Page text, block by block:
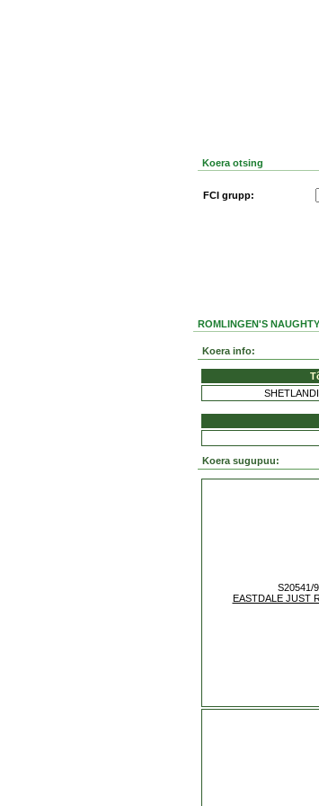
Koera otsing
FCI grupp:
ROMLINGEN'S
Koera info:
Koera sugupuu:
S20541/
EASTDALE JUST